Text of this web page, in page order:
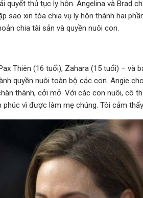
quyết thủ tục ly hôn. Angelina và Brad
sao xin tòa chia vụ ly hôn thành hai
chia tài sản và quyền nuôi con.
Thiên (16 tuổi), Zahara (15 tuổi) – và
quyền nuôi toàn bộ các con. Angie
thành, cởi mở. Với các con nuôi, cô
vì được làm mẹ chúng. Tôi cảm